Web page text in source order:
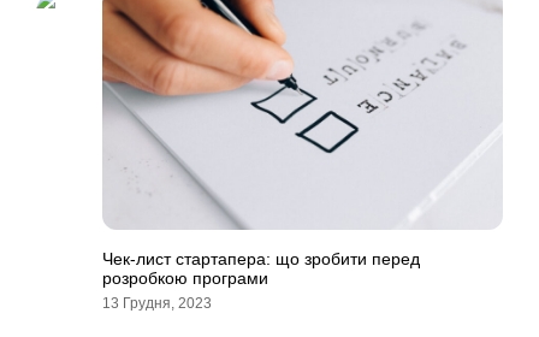
Чек-лист стартапера: що зробити перед
розробкою програми
13 Грудня, 2023